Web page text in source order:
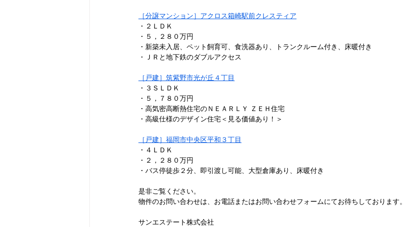
［分譲マンション］アクロス箱崎駅前クレスティア
・２ＬＤＫ
・５，２８０万円
・新築未入居、ペット飼育可、食洗器あり、トランクルーム付き、床暖付き
・ＪＲと地下鉄のダブルアクセス
［戸建］筑紫野市光が丘４丁目
・３ＳＬＤＫ
・５，７８０万円
・高気密高断熱住宅のＮＥＡＲＬＹ ＺＥＨ住宅
・高級仕様のデザイン住宅＜見る価値あり！＞
［戸建］福岡市中央区平和３丁目
・４ＬＤＫ
・２，２８０万円
・バス停徒歩２分、即引渡し可能、大型倉庫あり、床暖付き
是非ご覧ください。
物件のお問い合わせは、お電話またはお問い合わせフォームにてお待ちしております。
サンエステート株式会社